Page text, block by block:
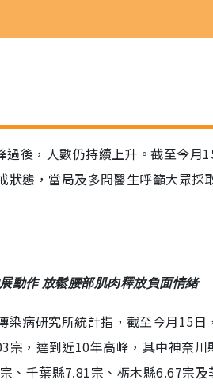
後，人數仍持續上升。截至今
態，當局及多間醫生呼籲大眾
動作 放鬆腰部肌肉釋放負面情緒
染病研究所統計指，截至今月15
，達到近10年高峰，其中神奈川
、千葉縣7.81宗、栃木縣6.67宗